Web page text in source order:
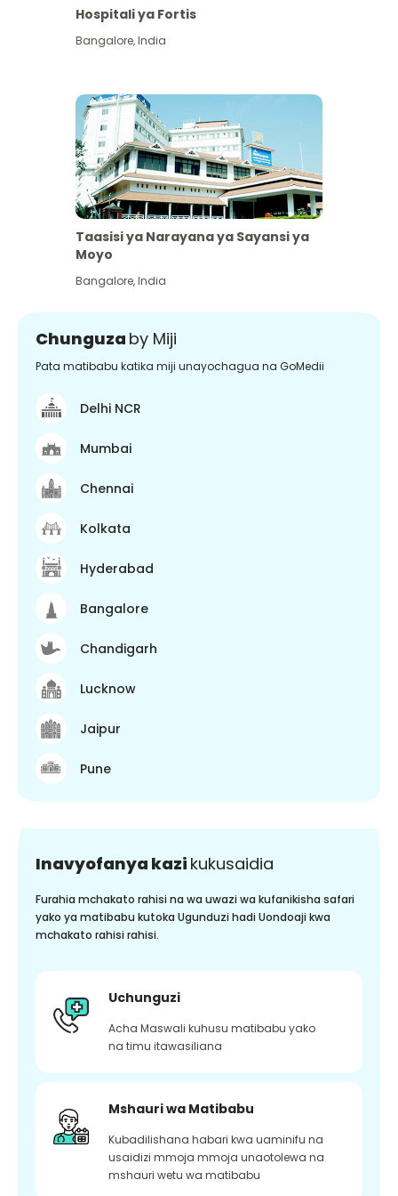
Hospitali ya Fortis
Bangalore,India
Taasisi ya Narayana ya Sayansi ya
Moyo
Bangalore,India
Chunguza by Miji
Pata matibabu katika miji unayochagua na GoMedii
Delhi NCR
Mumbai
Chennai
Kolkata
Hyderabad
Bangalore
Chandigarh
Lucknow
Jaipur
Pune
Inavyofanya kazi kukusaidia
Furahia mchakato rahisi na wa uwazi wa kufanikisha safari
yako ya matibabu kutoka Ugunduzi hadi Uondoaji kwa
mchakato rahisi rahisi.
Uchunguzi
Acha Maswali kuhusu matibabu yako
na timu itawasiliana
Mshauri wa Matibabu
Kubadilishana habari kwa uaminifu na
usaidizi mmoja mmoja unaotolewa na
mshauri wetu wa matibabu